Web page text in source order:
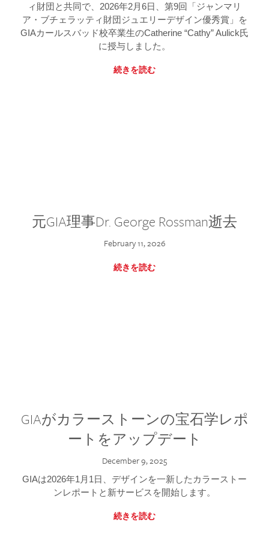
ィ財団と共同で、2026年2月6日、第9回「ジャンマリ
ア・ブチェラッティ財団ジュエリーデザイン優秀賞」を
GIAカールスバッド校卒業生のCatherine “Cathy” Aulick氏
に授与しました。
続きを読む
元GIA理事Dr. George Rossman逝去
February 11, 2026
続きを読む
GIAがカラーストーンの宝石学レポ
ートをアップデート
December 9, 2025
GIAは2026年1月1日、デザインを一新したカラーストー
ンレポートと新サービスを開始します。
続きを読む